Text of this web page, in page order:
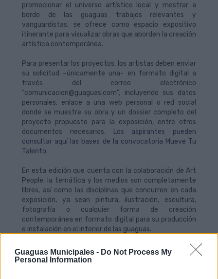
Guaguas Municipales - Do Not Process My
Personal Information
promocionar el universo artístico local y mostrar a
bordo de las guaguas trabajos relevantes y
vanguardistas, se ofrece como espacio expositivo
itinerante para visualizar obras que aborden la creación
artística contemporánea.
Para presentar los proyectos, los artistas deben enviar
su solicitud –únicamente una- en formato digital a
través del correo electrónico
“comunicacion@guaguas.com”, incluyendo sus datos
personales, enlace a una web personal o red social
donde se muestre su obra y un dossier completo del
proyecto propuesto para la exposición, entre otros
documentos necesarios.
Los aspirantes pueden
consultar aquí las bases de la convocatoria Mueve Tu
Talento.
En esta edición que cuenta con la colaboración de Art
People, la temática y los medios son completamente
libres, así como las disciplinas que concurren en cada
exposición, ya sean pintura, ilustración, escultura,
fotografía o cualquier forma de creación
contemporánea en formato digital para su producción
e instalación en el interior de las guaguas.
Los trabajos presentados, hasta el 10 de marzo –
incluido-, serán valorados y seleccionados por un jurado